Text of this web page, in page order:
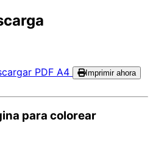
PDF A4 Imprimir ahora
para colorear